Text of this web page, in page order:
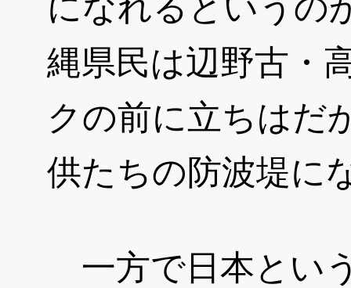
縄県民は辺野古・
クの前に立ちはだ
供たちの防波堤に
一方で日本とい